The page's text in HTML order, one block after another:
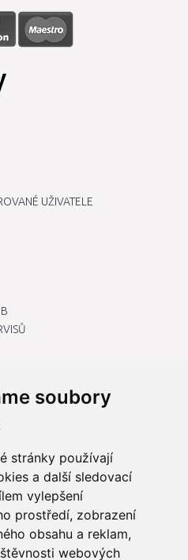
soubory
stránky používají
a další sledovací
vylepšení
prostředí, zobrazení
obsahu a reklam,
webových
UŽIVATELE